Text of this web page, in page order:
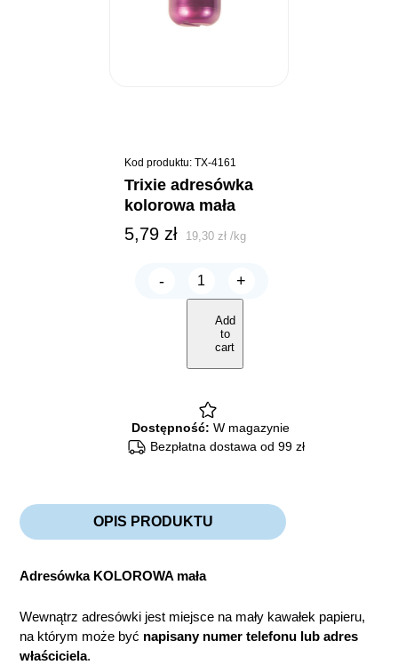
Kod produktu: TX-4161
trixie adresówka
kolorowa mała
5,79 zł 19,30zł /kg
-
TRIXIE
Adresówka
KOLOROWA
mała
quantity
+
Add
to
cart
Dostępność: W magazynie
Bezpłatna dostawa od 99 zł
OPIS PRODUKTU
Adresówka KOLOROWA mała
Wewnątrz adresówki jest miejsce na mały kawałek papieru,
na którym może być napisany numer telefonu lub adres
właściciela.